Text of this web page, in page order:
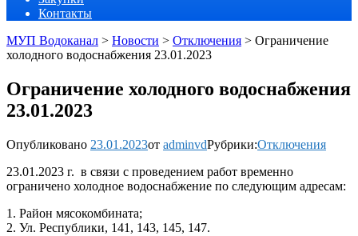
Контакты
МУП Водоканал > Новости > Отключения > Ограничение
холодного водоснабжения 23.01.2023
Ограничение холодного водоснабжения
23.01.2023
Опубликовано 23.01.2023от adminvdРубрики:Отключения
23.01.2023 г. в связи с проведением работ временно
ограничено холодное водоснабжение по следующим адресам:
1. Район мясокомбината;
2. Ул. Республики, 141, 143, 145, 147.